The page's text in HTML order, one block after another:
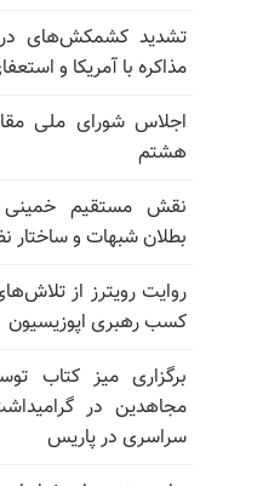
تشدید کشمکش‌های
مذاکره با آمریکا و
اجلاس شورای ملی
هشتم
بطلان شبهات و ساختار
روایت رویترز از
کسب رهبری اپوزیسیون
برگزاری میز کتاب
مجاهدین در
سراسری در پاریس